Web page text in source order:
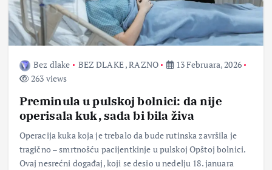
Bez dlake BEZ DLAKE,RAZNO
13 Februara, 2026
263 views
Preminula u pulskoj bolnici: da nije
operisala kuk, sada bi bila živa
Operacija kuka koja je trebalo da bude rutinska završila je
tragično – smrtnošću pacijentkinje u pulskoj Opštoj bolnici.
Ovaj nesrećni događaj, koji se desio u nedelju 18. januara